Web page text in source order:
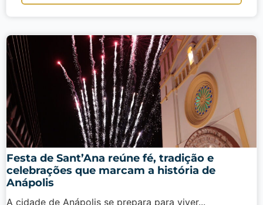
Festa de Sant’Ana reúne fé, tradição e
celebrações que marcam a história de
Anápolis
A cidade de Anápolis se prepara para viver...